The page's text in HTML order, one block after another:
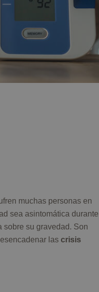
muchas personas en
sea asintomática durante
sobre su gravedad. Son
las crisis